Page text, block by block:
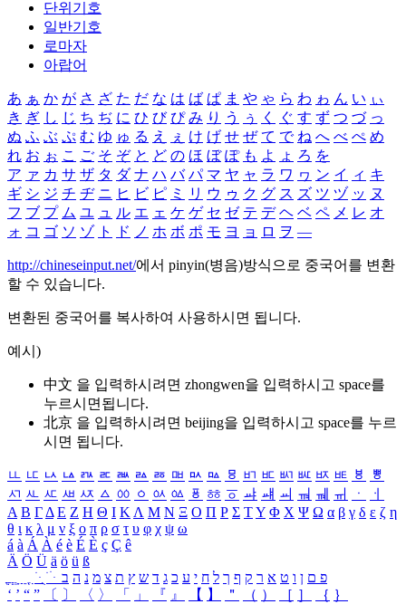
단위기호
일반기호
로마자
아랍어
あ ぁ か が さ ざ た だ な は ば ぱ ま や ゃ ら わ ゎ ん い ぃ
き ぎ し じ ち ぢ に ひ び ぴ み り う ぅ く ぐ す ず つ づ っ
ぬ ふ ぶ ぷ む ゆ ゅ る え ぇ け げ せ ぜ て で ね へ べ ぺ め
れ お ぉ こ ご そ ぞ と ど の ほ ぼ ぽ も よ ょ ろ を
ア ァ カ サ ザ タ ダ ナ ハ バ パ マ ヤ ャ ラ ワ ヮ ン イ ィ キ
ギ シ ジ チ ヂ ニ ヒ ビ ピ ミ リ ウ ゥ ク グ ス ズ ツ ヅ ッ ヌ
フ ブ プ ム ユ ュ ル エ ェ ケ ゲ セ ゼ テ デ ヘ ベ ペ メ レ オ
ォ コ ゴ ソ ゾ ト ド ノ ホ ボ ポ モ ヨ ョ ロ ヲ ―
http://chineseinput.net/에서 pinyin(병음)방식으로 중국어를 변환
할 수 있습니다.
변환된 중국어를 복사하여 사용하시면 됩니다.
예시)
中文 을 입력하시려면 zhongwen을 입력하시고 space를
누르시면됩니다.
北京 을 입력하시려면 beijing을 입력하시고 space를 누르
시면 됩니다.
ㅥ ㅦ ㅧ ㅨ ㅩ ㅪ ㅫ ㅬ ㅭ ㅮ ㅯ ㅰ ㅱ ㅲ ㅳ ㅴ ㅵ ㅶ ㅷ ㅸ
ㅹ
ㅺ ㅻ ㅼ ㅽ ㅾ ㅿ ㆀ ㆁ ㆂ ㆃ ㆄ ㆅ ㆆ ㆇ ㆈ ㆉ ㆊ ㆋ ㆌ ㆍ
ㆎ
Α Β ΓΔ Ε Ζ Η Θ Ι ΚΛ Μ Ν Ξ Ο Π Ρ Σ ΤΥ Φ Χ Ψ Ω α β γ δ ε ζ η
θ ι κ λ μ ν ξ ο π ρ σ τ υ φ χ ψ ω
á à Á À é è É È ç Ç ê
Ä Ö Ü ä ö ü ß
ִֶֹ ֻּ ׁׂ פ ם ן ו ט א ר ק ף ך ל ח י ע כ ג ד ש ץ ת צ מ נ ה ב
‘ ’ “ ” 〔 〕 〈 〉 「 」 『 』 【 】 ＂ （ ） ［ ］ ｛ ｝